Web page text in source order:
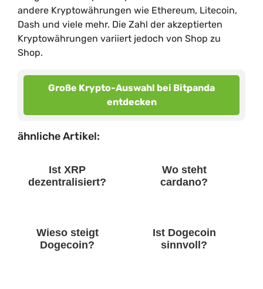
andere Kryptowährungen wie Ethereum, Litecoin,
Dash und viele mehr. Die Zahl der akzeptierten
Kryptowährungen variiert jedoch von Shop zu
Shop.
Große Krypto-Auswahl bei Bitpanda
entdecken
ähnliche Artikel:
Ist XRP
dezentralisiert?
Wo steht
cardano?
Wieso steigt
Dogecoin?
Ist Dogecoin
sinnvoll?